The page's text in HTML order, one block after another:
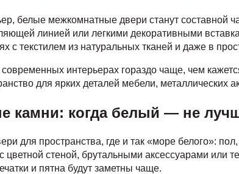
белые межкомнатные двери станут составной
линией или легкими декоративными
с текстилем из натуральных тканей и даже в
интерьерах гораздо чаще, чем
для ярких деталей мебели, металлических
камни: когда белый — не
для пространства, где и так «море белого»:
стеной, брутальными аксессуарами или
и пятна будут заметны чаще.